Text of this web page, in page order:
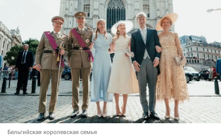
Бельгийская королевская семья